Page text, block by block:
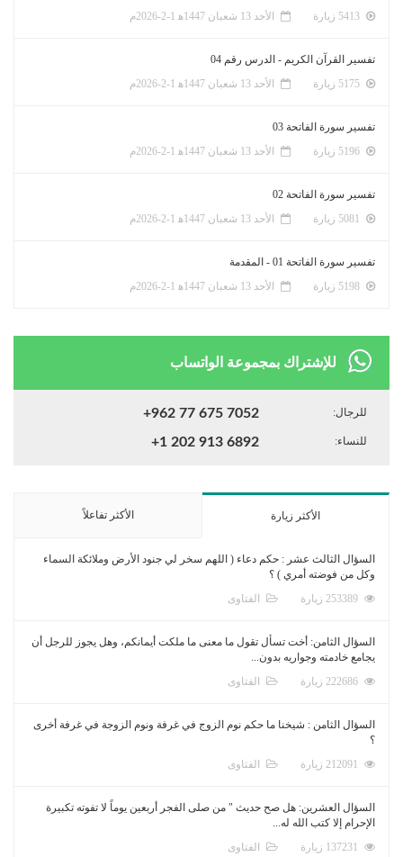
الأحد 13 شعبان 1447ﻫ 1-2-2026م
تفسير القرآن الكريم - الدرس رقم 04
الأحد 13 شعبان 1447ﻫ 1-2-2026م
تفسير سورة الفاتحة 03
الأحد 13 شعبان 1447ﻫ 1-2-2026م
تفسير سورة الفاتحة 02
الأحد 13 شعبان 1447ﻫ 1-2-2026م
تفسير سورة الفاتحة 01 - المقدمة
الأحد 13 شعبان 1447ﻫ 1-2-2026م
للإشتراك بمجموعة الواتساب
للرجال: +962 77 675 7052
للنساء: +1 202 913 6892
الأكثر زيارة الأكثر تفاعلاً
السؤال الثالث عشر : حكم دعاء ( اللهم سخر لي جنود الأرض وملائكة السماء
وكل من فوضته أمري ) ؟
الفتاوى
السؤال الثامن: أخت تسأل تقول ما معنى ما ملكت أيمانكم، وهل يجوز للرجل أن
يجامع خادمته وجواريه بدون...
الفتاوى
السؤال الثامن : شيخنا ما حكم نوم الزوج في غرفة ونوم الزوجة في غرفة أخرى
؟
الفتاوى
السؤال العشرين: هل صح حديث " من صلى الفجر أربعين يوماً لا تفوته تكبيرة
الإحرام إلا كتب الله له...
الفتاوى